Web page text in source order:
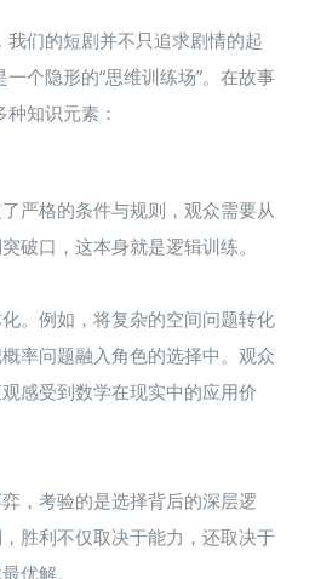
们的短剧并不只追求剧情的起
个隐形的“思维训练场”。在故事
知识元素：
严格的条件与规则，观众需要从
破口，这本身就是逻辑训练。
。例如，将复杂的空间问题转化
率问题融入角色的选择中。观众
感受到数学在现实中的应用价
，考验的是选择背后的深层逻
胜利不仅取决于能力，还取决于
优解。